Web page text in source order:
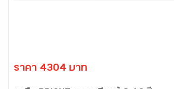
ราคา 4304 บาท